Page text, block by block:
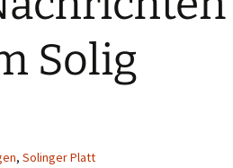
Solig
, Solinger Platt